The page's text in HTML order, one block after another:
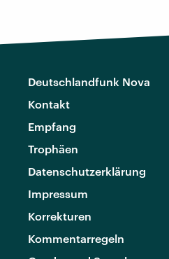
Deutschlandfunk Nova
Kontakt
Empfang
Trophäen
Datenschutzerklärung
Impressum
Korrekturen
Kommentarregeln